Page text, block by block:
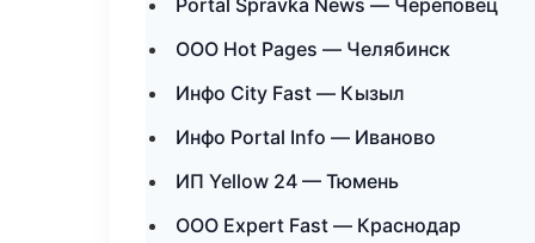
Portal Spravka News — Череповец
ООО Hot Pages — Челябинск
Инфо City Fast — Кызыл
Инфо Portal Info — Иваново
ИП Yellow 24 — Тюмень
ООО Expert Fast — Краснодар